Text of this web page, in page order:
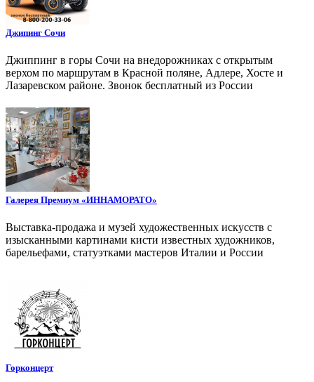
Джипинг Сочи
Джиппинг в горы Сочи на внедорожниках с открытым
верхом по маршрутам в Красной поляне, Адлере, Хосте и
Лазаревском районе. Звонок бесплатный из России
Галерея Премиум «ИННАМОРАТО»
Выставка-продажа и музей художественных искусств с
изысканными картинами кисти известных художников,
барельефами, статуэтками мастеров Италии и России
Горконцерт